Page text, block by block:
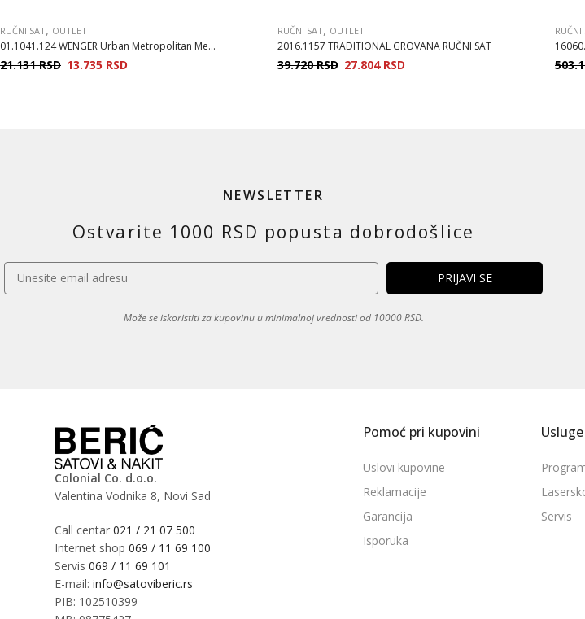
RUČNI SAT, OUTLET
01.1041.124 WENGER Urban Metropolitan Me...
21.131RSD 13.735 RSD
RUČNI SAT, OUTLET
2016.1157 TRADITIONAL GROVANA RUČNI SAT
39.720RSD 27.804 RSD
RUČNI
NEWSLETTER
Ostvarite 1000 RSD popusta dobrodošlice
Može se iskoristiti za kupovinu u minimalnoj vrednosti od 10000 RSD.
Colonial Co. d.o.o.
Valentina Vodnika 8, Novi Sad
Call centar021 / 21 07 500
Internet shop069 / 11 69 100
Servis069 / 11 69 101
E-mail:info@satoviberic.rs
PIB: 102510399
Pomoć pri kupovini
Uslovi kupovine
Reklamacije
Garancija
Isporuka
Usluge
Servis